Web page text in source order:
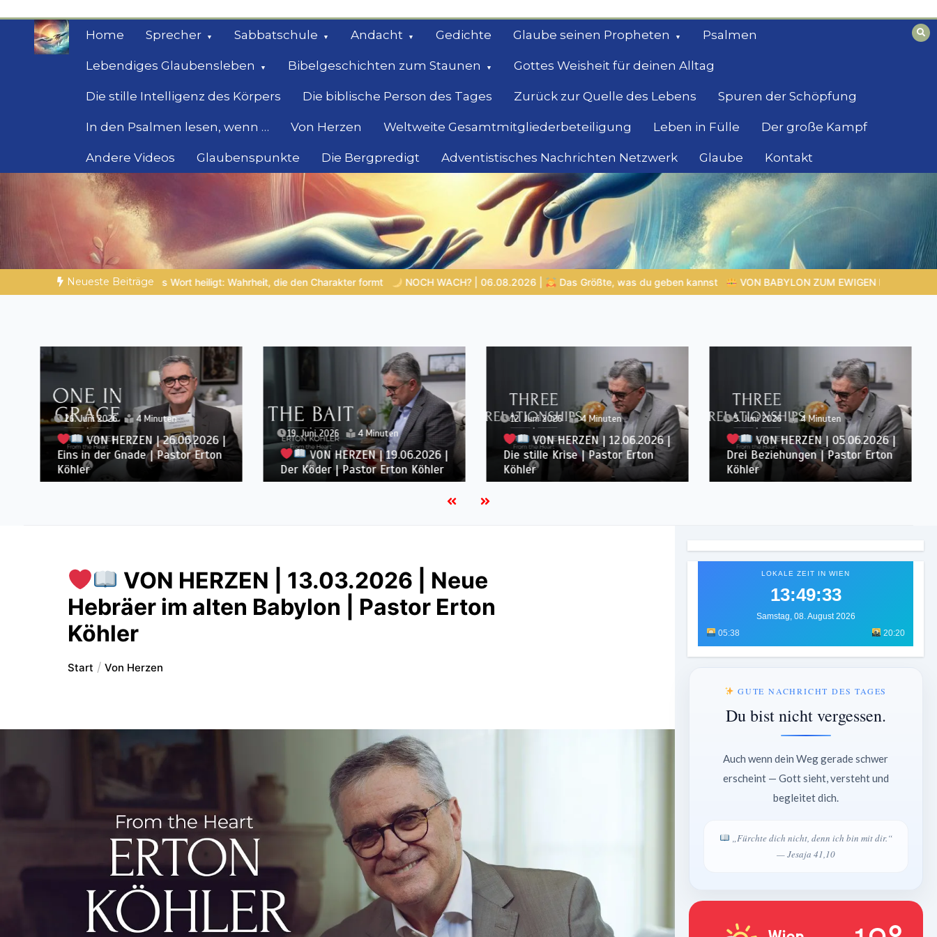
springen
Home Sprecher Sabbatschule Andacht Gedichte Glaube seinen Propheten Psalmen
Lebendiges Glaubensleben Bibelgeschichten zum Staunen Gottes Weisheit für deinen Alltag
Die stille Intelligenz des Körpers Die biblische Person des Tages Zurück zur Quelle des Lebens Spuren der Schöpfung
In den Psalmen lesen, wenn … Von Herzen Weltweite Gesamtmitgliederbeteiligung Leben in Fülle Der große Kampf
Andere Videos Glaubenspunkte Die Bergpredigt Adventistisches Nachrichten Netzwerk Glaube Kontakt
Geheimnisse der Bibel
Biblische Einsichten für Menschen auf der Suche
Neueste Beiträge
heiligt: Wahrheit, die den Charakter formt NOCH WACH? | 06.08.2026 | Das Größte, was du geben kannst VON BABYLON ZUM EWIGEN REICH | Kap.1 – Miniserie 4: Die prophetische
26. Juni 2026 4 Minuten
VON HERZEN | 26.06.2026 |
Eins in der Gnade | Pastor Erton
Köhler
19. Juni 2026 4 Minuten
VON HERZEN | 19.06.2026 |
Der Köder | Pastor Erton Köhler
12. Juni 2026 4 Minuten
VON HERZEN | 12.06.2026 |
Die stille Krise | Pastor Erton
Köhler
5. Juni 2026 4 Minuten
VON HERZEN | 05.06.2026 |
Drei Beziehungen | Pastor Erton
Köhler
VON HERZEN | 13.03.2026 | Neue
Hebräer im alten Babylon | Pastor Erton
Köhler
Start Von Herzen
LOKALE ZEIT IN WIEN
13:49:36
Samstag, 08. August 2026
05:38
20:20
GUTE NACHRICHT DES TAGES
Du bist nicht vergessen.
Auch wenn dein Weg gerade schwer
erscheint — Gott sieht, versteht und
begleitet dich.
„Fürchte dich nicht, denn ich bin mit dir.“
— Jesaja 41,10